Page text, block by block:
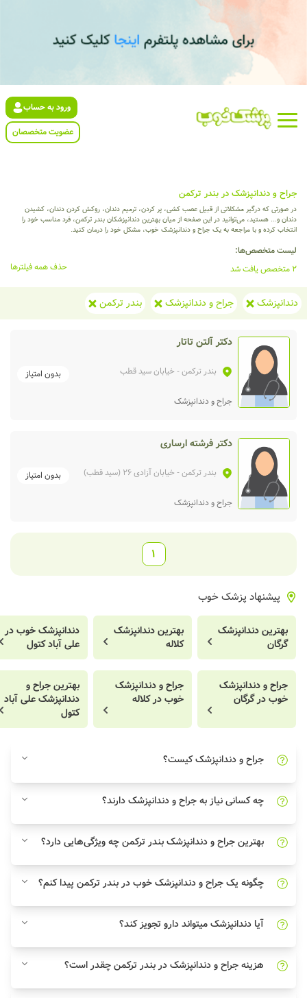
ورود به حساب
عضویت متخصصان
جراح و دندانپزشک در بندر ترکمن
در صورتی که درگیر مشکلاتی از قبیل عصب کشی، پر کردن، ترمیم دندان، روکش کردن دندان، کشیدن
دندان و... هستید، می‌توانید در این صفحه از میان بهترین دندانپزشکان بندر ترکمن، فرد مناسب خود را
انتخاب کرده و با مراجعه به یک جراح و دندانپزشک خوب، مشکل خود را درمان کنید.
لیست متخصص‌ها:
2 متخصص یافت شد
حذف همه فیلترها
دندانپزشک جراح و دندانپزشک بندر ترکمن
دکتر آلتن تاتار
بندر ترکمن- خیابان سید قطب بدون امتیاز
جراح و دندانپزشک
دکتر فرشته ارساری
بندر ترکمن- خیابان آزادی 26 (سید قطب) بدون امتیاز
جراح و دندانپزشک
1
پیشنهاد پزشک خوب
بهترین دندانپزشک
گرگان
بهترین دندانپزشک
کلاله
دندانپزشک خوب در
علی آباد کتول
جراح و دندانپزشک
خوب در گرگان
جراح و دندانپزشک
خوب در کلاله
بهترین جراح و
دندانپزشک علی آباد
کتول
جراح و دندانپزشک کیست؟
چه کسانی نیاز به جراح و دندانپزشک دارند؟
بهترین جراح و دندانپزشک بندر ترکمن چه ویژگی‌هایی دارد؟
چگونه یک جراح و دندانپزشک خوب در بندر ترکمن پیدا کنم؟
آیا دندانپزشک میتواند دارو تجویز کند؟
هزینه جراح و دندانپزشک در بندر ترکمن چقدر است؟